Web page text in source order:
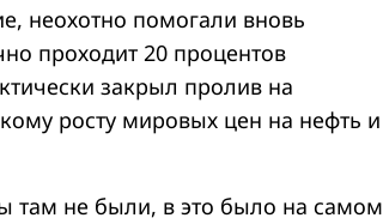
неохотно помогали вновь
проходит 20 процентов
закрыл пролив на
росту мировых цен на нефть и
там не были, в это было на самом